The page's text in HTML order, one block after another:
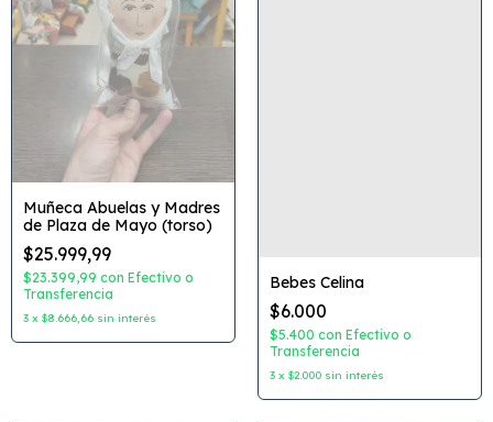
Muñeca Abuelas y Madres
de Plaza de Mayo (torso)
$25.999,99
$23.399,99 con Efectivo o
Transferencia
3 x $8.666,66 sin interés
Bebes Celina
$6.000
$5.400 con Efectivo o
Transferencia
3 x $2.000 sin interés